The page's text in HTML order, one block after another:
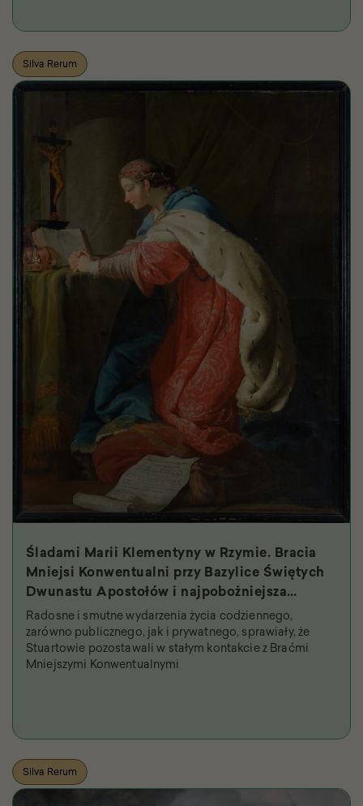
Silva Rerum
Śladami Marii Klementyny w Rzymie. Bracia
Mniejsi Konwentualni przy Bazylice Świętych
Dwunastu Apostołów i najpobożniejsza
królowa
Radosne i smutne wydarzenia życia codziennego,
zarówno publicznego, jak i prywatnego, sprawiały, że
Stuartowie pozostawali w stałym kontakcie z Braćmi
Mniejszymi Konwentualnymi
Silva Rerum